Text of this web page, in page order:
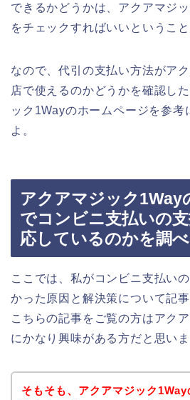
できるかどうかは、アクアマジ
をチェックすればいいというこ
なので、代引の支払い方法がア
店で使えるのかどうかを確認し
ック1Wayのホームページを参考
よ。
アクアマジック1Way
でコンビニ支払いの
応しているのかを調べ
ここでは、私がコンビニ支払い
かった原因と解決策について記
こちらの記事をご覧の方はアク
にかなり興味がある方だと思い
そもそも、アクアマジック1Way